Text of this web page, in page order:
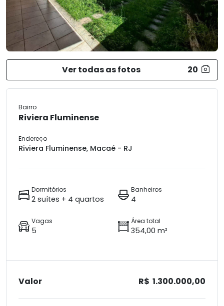
Ver todas as fotos 20
Bairro
Riviera Fluminense
Endereço
Riviera Fluminense, Macaé - RJ
Dormitórios
2 suítes + 4 quartos
Banheiros
4
Vagas
5
Área total
354,00 m²
Valor R$ 1.300.000,00